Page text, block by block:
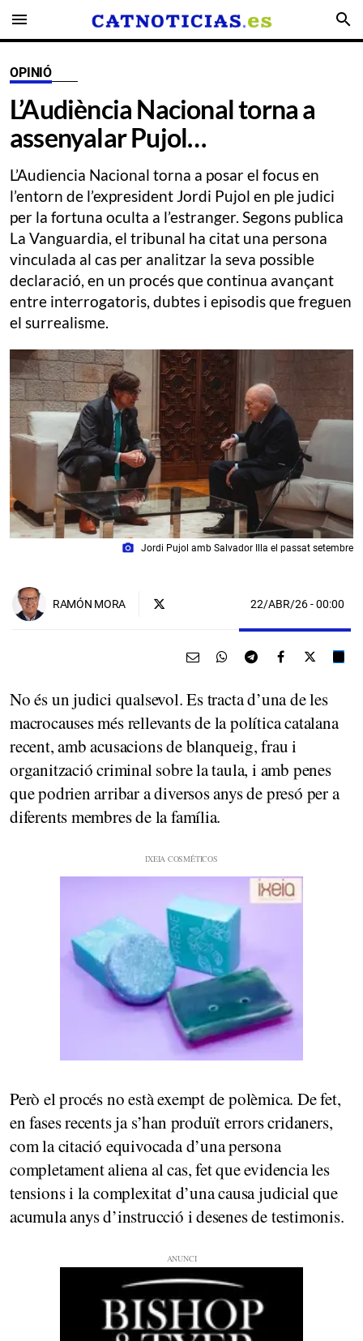
menu search
OPINIÓ
L’Audiència Nacional torna a
assenyalar Pujol…
L’Audiencia Nacional torna a posar el focus en
l’entorn de l’expresident Jordi Pujol en ple judici
per la fortuna oculta a l’estranger. Segons publica
La Vanguardia, el tribunal ha citat una persona
vinculada al cas per analitzar la seva possible
declaració, en un procés que continua avançant
entre interrogatoris, dubtes i episodis que freguen
el surrealisme.
photo_camera Jordi Pujol amb Salvador Illa el passat setembre
RAMÓN MORA 22/ABR/26- 00:00
No és un judici qualsevol. Es tracta d’una de les
macrocauses més rellevants de la política catalana
recent, amb acusacions de blanqueig, frau i
organització criminal sobre la taula, i amb penes
que podrien arribar a diversos anys de presó per a
diferents membres de la família.
Però el procés no està exempt de polèmica. De fet,
en fases recents ja s’han produït errors cridaners,
com la citació equivocada d’una persona
completament aliena al cas, fet que evidencia les
tensions i la complexitat d’una causa judicial que
acumula anys d’instrucció i desenes de testimonis.